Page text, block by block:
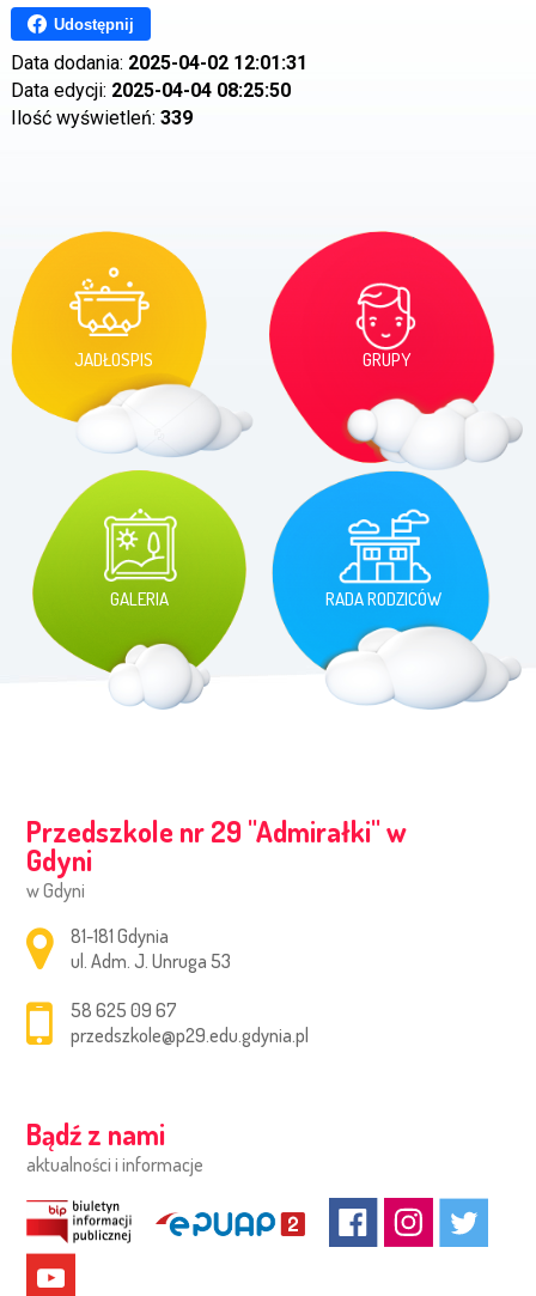
Udostępnij
Data dodania: 2025-04-02 12:01:31
Data edycji: 2025-04-04 08:25:50
Ilość wyświetleń: 339
JADŁOSPIS GRUPY
GALERIA RADA RODZICÓW
Przedszkole nr 29 ''Admirałki'' w
Gdyni
w Gdyni
Adres pocztowy:
81-181 Gdynia
ul. Adm. J. Unruga 53
58 625 09 67
przedszkole@p29.edu.gdynia.pl
Bądź z nami
aktualności i informacje